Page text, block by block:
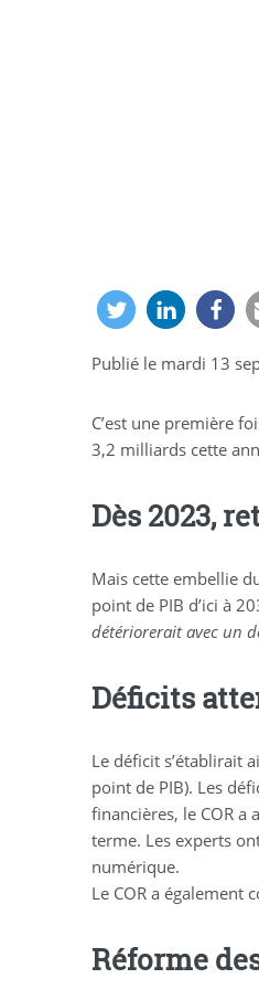
Publié le mardi 13
C’est une première
3,2 milliards cette
Dès 2023,
Mais cette embellie
point de PIB d’ici à
détériorerait avec un
Déficits
Le déficit s’établirait
point de PIB). Les
financières, le COR
terme. Les experts
numérique.
Le COR a également
Réforme